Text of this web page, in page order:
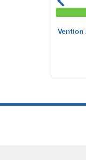
Vention